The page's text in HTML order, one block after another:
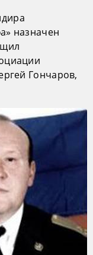
назначен
Гончаров,